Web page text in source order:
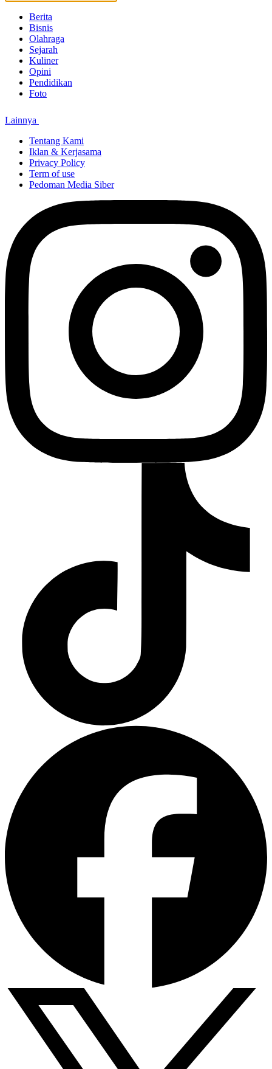
Berita
Bisnis
Olahraga
Sejarah
Kuliner
Opini
Pendidikan
Foto
Lainnya
Tentang Kami
Iklan & Kerjasama
Privacy Policy
Term of use
Pedoman Media Siber